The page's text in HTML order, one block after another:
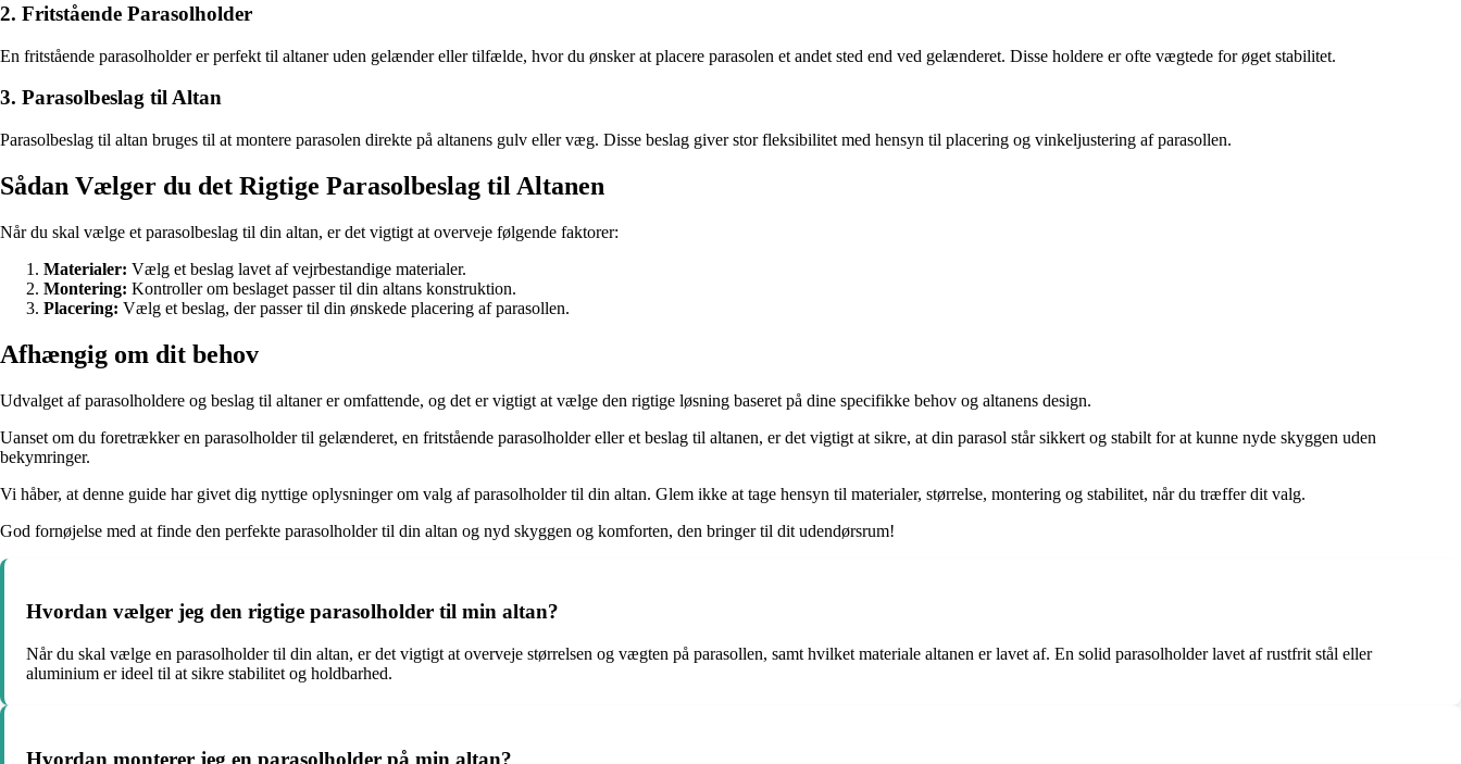
2. Fritstående Parasolholder
En fritstående parasolholder er perfekt til altaner uden gelænder eller tilfælde, hvor du ønsker at placere parasolen et andet sted end ved gelænderet. Disse holdere er ofte vægtede for øget stabilitet.
3. Parasolbeslag til Altan
Parasolbeslag til altan bruges til at montere parasolen direkte på altanens gulv eller væg. Disse beslag giver stor fleksibilitet med hensyn til placering og vinkeljustering af parasollen.
Sådan Vælger du det Rigtige Parasolbeslag til Altanen
Når du skal vælge et parasolbeslag til din altan, er det vigtigt at overveje følgende faktorer:
Materialer: Vælg et beslag lavet af vejrbestandige materialer.
Montering: Kontroller om beslaget passer til din altans konstruktion.
Placering: Vælg et beslag, der passer til din ønskede placering af parasollen.
Afhængig om dit behov
Udvalget af parasolholdere og beslag til altaner er omfattende, og det er vigtigt at vælge den rigtige løsning baseret på dine specifikke behov og altanens design.
Uanset om du foretrækker en parasolholder til gelænderet, en fritstående parasolholder eller et beslag til altanen, er det vigtigt at sikre, at din parasol står sikkert og stabilt for at kunne nyde skyggen uden
bekymringer.
Vi håber, at denne guide har givet dig nyttige oplysninger om valg af parasolholder til din altan. Glem ikke at tage hensyn til materialer, størrelse, montering og stabilitet, når du træffer dit valg.
God fornøjelse med at finde den perfekte parasolholder til din altan og nyd skyggen og komforten, den bringer til dit udendørsrum!
Hvordan vælger jeg den rigtige parasolholder til min altan?
Når du skal vælge en parasolholder til din altan, er det vigtigt at overveje størrelsen og vægten på parasollen, samt hvilket materiale altanen er lavet af. En solid parasolholder lavet af rustfrit stål eller
aluminium er ideel til at sikre stabilitet og holdbarhed.
Hvordan monterer jeg en parasolholder på min altan?